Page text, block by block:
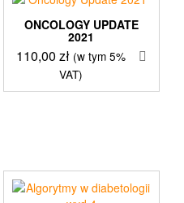
ONCOLOGY UPDATE
2021
110,00zł (w tym 5%
VAT)